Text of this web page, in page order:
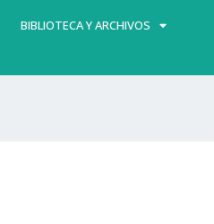
BIBLIOTECA Y ARCHIVOS